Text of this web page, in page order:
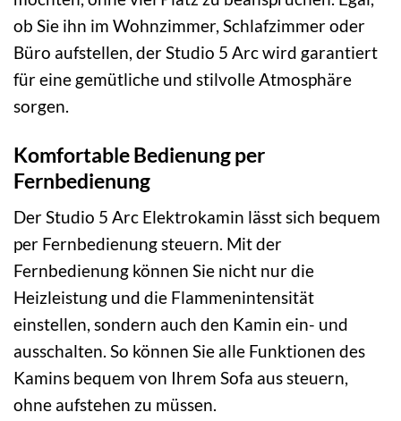
ob Sie ihn im Wohnzimmer, Schlafzimmer oder
Büro aufstellen, der Studio 5 Arc wird garantiert
für eine gemütliche und stilvolle Atmosphäre
sorgen.
Komfortable Bedienung per
Fernbedienung
Der Studio 5 Arc Elektrokamin lässt sich bequem
per Fernbedienung steuern. Mit der
Fernbedienung können Sie nicht nur die
Heizleistung und die Flammenintensität
einstellen, sondern auch den Kamin ein- und
ausschalten. So können Sie alle Funktionen des
Kamins bequem von Ihrem Sofa aus steuern,
ohne aufstehen zu müssen.